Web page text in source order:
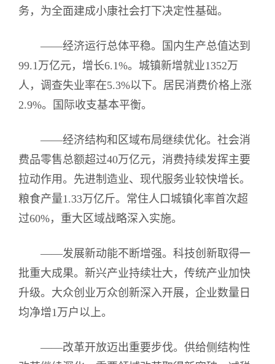
务，为全面建成小康社会打下决定性基础。
——经济运行总体平稳。国内生产总值达到
99.1万亿元，增长6.1%。城镇新增就业1352万
人，调查失业率在5.3%以下。居民消费价格上涨
2.9%。国际收支基本平衡。
——经济结构和区域布局继续优化。社会消
费品零售总额超过40万亿元，消费持续发挥主要
拉动作用。先进制造业、现代服务业较快增长。
粮食产量1.33万亿斤。常住人口城镇化率首次超
过60%，重大区域战略深入实施。
——发展新动能不断增强。科技创新取得一
批重大成果。新兴产业持续壮大，传统产业加快
升级。大众创业万众创新深入开展，企业数量日
均净增1万户以上。
——改革开放迈出重要步伐。供给侧结构性